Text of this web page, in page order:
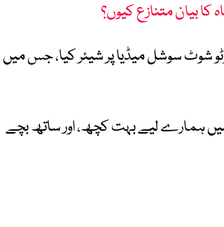
بیان متنازع کیوں؟
شوٹ سوشل میڈیا پر شیئر کیا، جس میں
ہمارے لیے بہت کچھ، اور ساتھ بچے